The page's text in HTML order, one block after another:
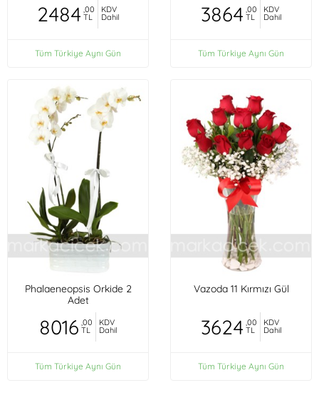
2484 ,00
TL
KDV
Dahil
Tüm Türkiye Aynı Gün
3864 ,00
TL
KDV
Dahil
Tüm Türkiye Aynı Gün
Phalaeneopsis Orkide 2
Adet
8016 ,00
TL
KDV
Dahil
Tüm Türkiye Aynı Gün
Vazoda 11 Kırmızı Gül
3624 ,00
TL
KDV
Dahil
Tüm Türkiye Aynı Gün